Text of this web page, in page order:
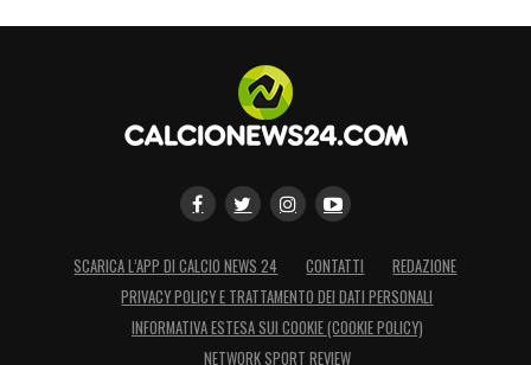
SCARICA L’APP DI CALCIO NEWS 24 CONTATTI
REDAZIONE
PRIVACY POLICY E TRATTAMENTO DEI DATI PERSONALI
INFORMATIVA ESTESA SUI COOKIE (COOKIE POLICY)
NETWORK SPORT REVIEW